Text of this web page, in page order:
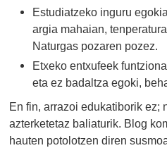
Estudiatzeko inguru
argia mahaian,
Naturgas pozaren pozez.
Etxeko entxufeek
eta ez badaltza egoki,
En fin, arrazoi edukatiborik ez;
azterketetaz baliaturik. Blog
hauten potolotzen diren